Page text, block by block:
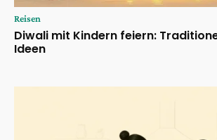
Reisen
Diwali mit Kindern feiern:
Ideen